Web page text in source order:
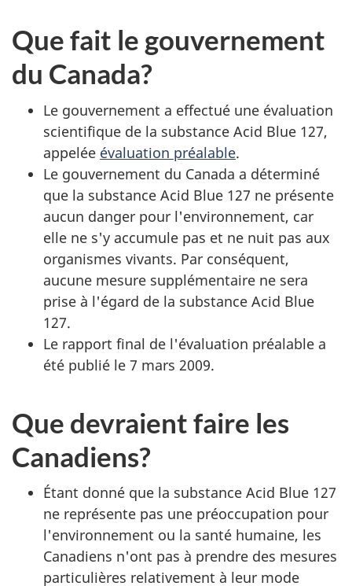
Que fait le gouvernement
du Canada?
Le gouvernement a effectué une évaluation
scientifique de la substance Acid Blue 127,
appelée évaluation préalable.
Le gouvernement du Canada a déterminé
que la substance Acid Blue 127 ne présente
aucun danger pour l'environnement, car
elle ne s'y accumule pas et ne nuit pas aux
organismes vivants. Par conséquent,
aucune mesure supplémentaire ne sera
prise à l'égard de la substance Acid Blue
127.
Le rapport final de l'évaluation préalable a
été publié le 7 mars 2009.
Que devraient faire les
Canadiens?
Étant donné que la substance Acid Blue 127
ne représente pas une préoccupation pour
l'environnement ou la santé humaine, les
Canadiens n'ont pas à prendre des mesures
particulières relativement à leur mode